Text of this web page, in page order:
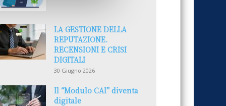
LA GESTIONE DELLA
REPUTAZIONE.
RECENSIONI E CRISI
DIGITALI
30 Giugno 2026
Il “Modulo CAI” diventa
digitale